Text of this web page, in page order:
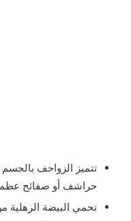
تتميز الزواحف
حراشف أو صفائح
تحمي البيضة الرهلية